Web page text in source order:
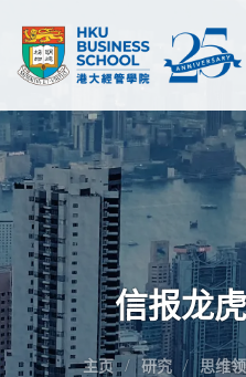
信报龙
主页 研究 思维